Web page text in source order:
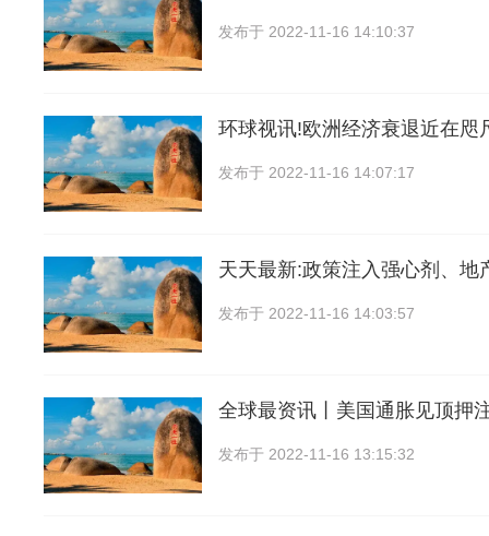
发布于 2022-11-16 14:10:37
环球视讯!欧洲经济衰退近在咫
发布于 2022-11-16 14:07:17
天天最新:政策注入强心剂、地
发布于 2022-11-16 14:03:57
全球最资讯丨美国通胀见顶押
发布于 2022-11-16 13:15:32